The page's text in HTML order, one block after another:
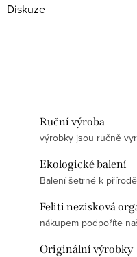
Diskuze
Ruční výroba
výrobky jsou ručně
Ekologické balení
Balení šetrné k
Feliti nezisková
nákupem podpoříte
Originální výrobky